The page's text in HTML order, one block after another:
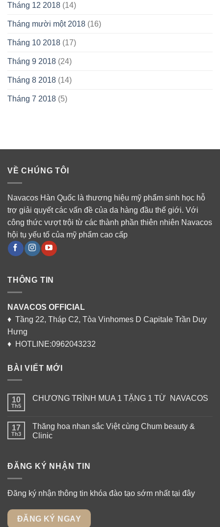
Tháng 12 2018 (14)
Tháng mười một 2018 (16)
Tháng 10 2018 (17)
Tháng 9 2018 (24)
Tháng 8 2018 (14)
Tháng 7 2018 (5)
VỀ CHÚNG TÔI
Navacos Hàn Quốc là thương hiệu mỹ phẩm sinh học hỗ
trợ giải quyết các vấn đề của da hàng đầu thế giới. Với
công thức vượt trội từ các thành phần thiên nhiên Navacos
hội tụ yếu tố của mỹ phẩm cao cấp
THÔNG TIN
NAVACOS OFFICIAL
♦ Tầng 22, Tháp C2, Tòa Vinhomes D Capitale Trần Duy
Hưng
♦ HOTLINE:0962043232
BÀI VIẾT MỚI
10
Th5
CHƯƠNG TRÌNH MUA 1 TẶNG 1 TỪ NAVACOS
17
Th3
Thăng hoa nhan sắc Việt cùng Chum beauty &
Clinic
ĐĂNG KÝ NHẬN TIN
Đăng ký nhận thông tin khóa đào tạo sớm nhất tại đây
ĐĂNG KÝ NGAY